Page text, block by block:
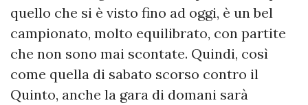
quello che si è visto fino ad oggi, è un bel
campionato, molto equilibrato, con partite
che non sono mai scontate. Quindi, così
come quella di sabato scorso contro il
Quinto, anche la gara di domani sarà